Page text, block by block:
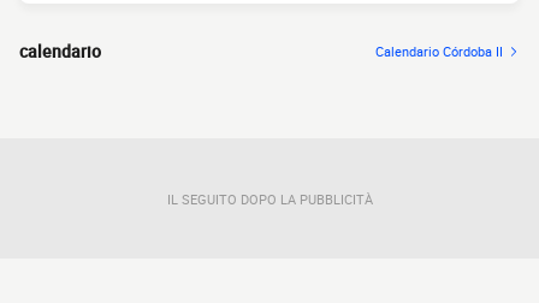
calendario Calendario Córdoba II
IL SEGUITO DOPO LA PUBBLICITÀ